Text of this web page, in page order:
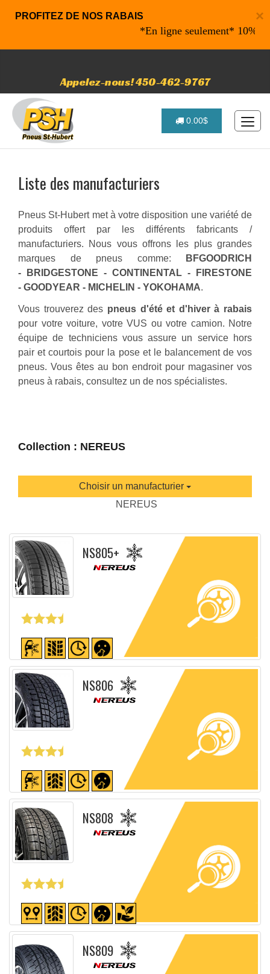
×
PROFITEZ DE NOS RABAIS
*En ligne seulement* 10% de
Appelez-nous! 450-462-9767
0.00$
Liste des manufacturiers
Pneus St-Hubert met à votre disposition une variété de
produits offert par les différents fabricants /
manufacturiers. Nous vous offrons les plus grandes
marques de pneus comme:
BFGOODRICH
- BRIDGESTONE - CONTINENTAL - FIRESTONE
- GOODYEAR - MICHELIN - YOKOHAMA.
Vous trouverez des pneus d'été et d'hiver à rabais
pour votre voiture, votre VUS ou votre camion. Notre
équipe de techniciens vous assure un service hors
pair et courtois pour la pose et le balancement de vos
pneus. Vous êtes au bon endroit pour magasiner vos
pneus à rabais, consultez un de nos spécialistes.
Collection : NEREUS
Choisir un manufacturier
NEREUS
NS805+
Fiche détaillée
NS806
Fiche détaillée
NS808
Fiche détaillée
NS809